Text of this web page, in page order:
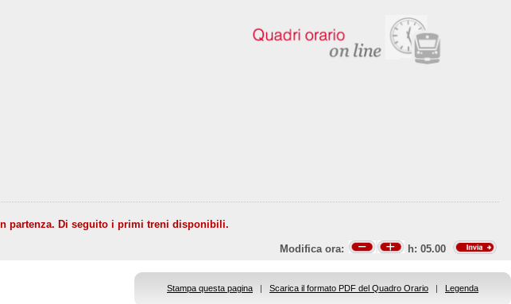
partenza. Di seguito i primi treni disponibili.
Modifica ora: h: 05.00
Stampa questa pagina | Scarica il formato PDF del Quadro Orario | Legenda